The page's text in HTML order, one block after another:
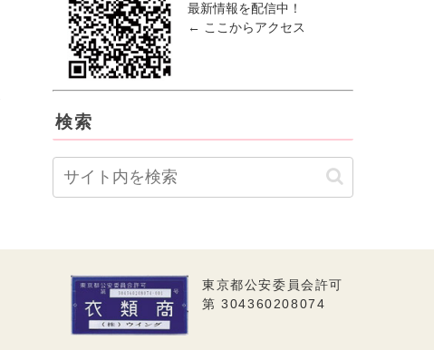
最新情報を配信中！
← ここからアクセス
検索
東京都公安委員会許可
第 304360208074